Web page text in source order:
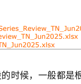
时候，一般都